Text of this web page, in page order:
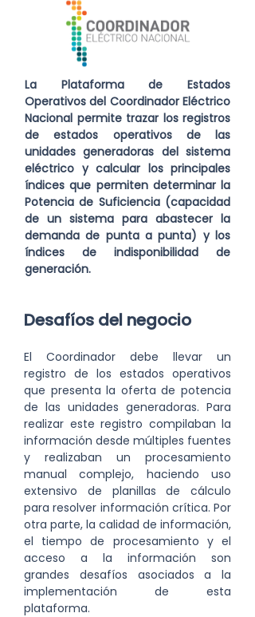
La Plataforma de Estados
Operativos del Coordinador Eléctrico
Nacional permite trazar los registros
de estados operativos de las
unidades generadoras del sistema
eléctrico y calcular los principales
índices que permiten determinar la
Potencia de Suficiencia (capacidad
de un sistema para abastecer la
demanda de punta a punta) y los
índices de indisponibilidad de
generación.
Desafíos del negocio
El Coordinador debe llevar un
registro de los estados operativos
que presenta la oferta de potencia
de las unidades generadoras. Para
realizar este registro compilaban la
información desde múltiples fuentes
y realizaban un procesamiento
manual complejo, haciendo uso
extensivo de planillas de cálculo
para resolver información crítica. Por
otra parte, la calidad de información,
el tiempo de procesamiento y el
acceso a la información son
grandes desafíos asociados a la
implementación de esta
plataforma.